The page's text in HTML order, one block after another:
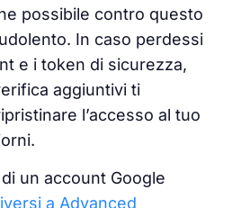
possibile contro questo
In caso perdessi
e i token di sicurezza,
aggiuntivi ti
l’accesso al tuo
un account Google
a Advanced